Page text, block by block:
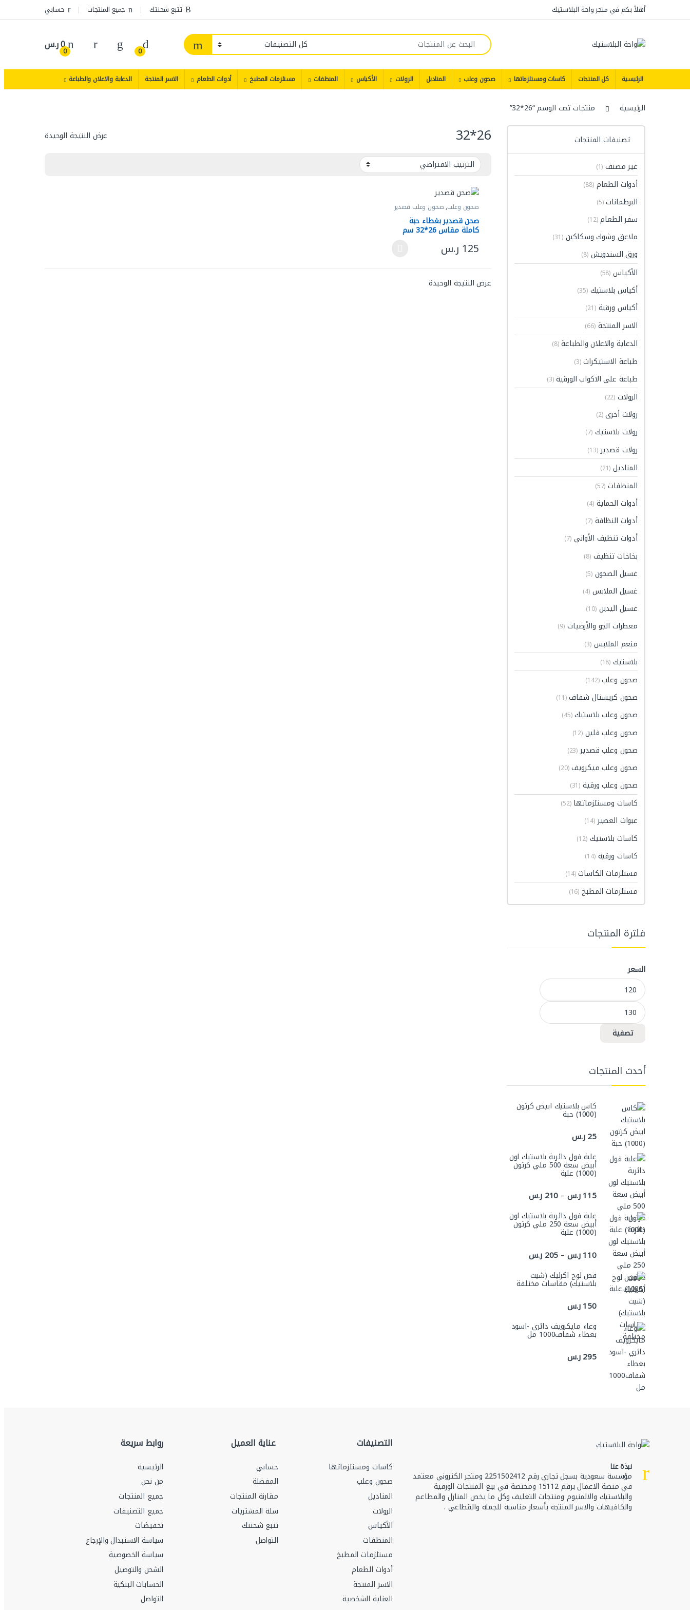
Skip to navigation
Skip to contentأهلاً بكم في متجر واحة البلاستيك تتبع شحنتك جميع المنتجات حسابي
Search for:
0
0
0ر.س
الرئيسية كل المنتجات كاسات ومستلزماتها صحون وعلب المناديل الرولات الأكياس المنظفات مستلزمات المطبخ أدوات الطعام الاسر المنتجة الدعاية والاعلان والطباعة
الرئيسية منتجات تحت الوسم “26*32”
26*32 عرض النتيجة الوحيدة
صحون وعلب,صحون وعلب قصدير
صحن قصدير بغطاء حبة
كاملة مقاس 26*32 سم
125 ر.س
هناك العديد من الأشكال المختلفة لهذا المنتج. يمكن اختيار الخيارات على صفحة المنتج
عرض النتيجة الوحيدة
تصنيفات المنتجات
غير مصنف (1)
أدوات الطعام(88)
البرطمانات(5)
سفر الطعام(12)
ملاعق وشوك وسكاكين(31)
ورق السندويش(8)
الأكياس (58)
أكياس بلاستيك(35)
أكياس ورقية(21)
الاسر المنتجة(66)
الدعاية والاعلان والطباعة(8)
طباعة الاستيكرات(3)
طباعة على الاكواب الورقية(3)
الرولات (22)
رولات أخرى(2)
رولات بلاستيك(7)
رولات قصدير(13)
المناديل (21)
المنظفات (57)
أدوات الحماية(4)
أدوات النظافة(7)
أدوات تنظيف الأواني(7)
بخاخات تنظيف(8)
غسيل الصحون(5)
غسيل الملابس(4)
غسيل اليدين(10)
معطرات الجو والأرضيات (9)
منعم الملابس(3)
بلاستيك (18)
صحون وعلب(142)
صحون كريستال شفاف(11)
صحون وعلب بلاستيك(45)
صحون وعلب فلين (12)
صحون وعلب قصدير(23)
صحون وعلب ميكرويف(20)
صحون وعلب ورقية (31)
كاسات ومستلزماتها(52)
عبوات العصير(14)
كاسات بلاستيك(12)
كاسات ورقية(14)
مستلزمات الكاسات(14)
مستلزمات المطبخ (16)
فلترة المنتجات
السعر
أدنى سعر
أعلى سعر
تصفية
أحدث المنتجات
كاس بلاستيك ابيض كرتون
(1000) حبة
25 ر.س
علبة فول دائرية بلاستيك لون
أبيض سعة 500 ملي كرتون
(1000) علبة
115ر.س –
210 ر.سنطاق السعر: من ⁦115 ر.س⁩ خلال ⁦210 ر.س⁩
علبة فول دائرية بلاستيك لون
أبيض سعة 250 ملي كرتون
(1000) علبة
110ر.س –
205 ر.سنطاق السعر: من ⁦110 ر.س⁩ خلال ⁦205 ر.س⁩
قص لوح اكرليك (شيت
بلاستيك) مقاسات مختلفة
150ر.س
وعاء مايكرويف دائري -اسود
بغطاء شفاف1000 مل
295ر.س
نبذة عنا
مؤسسة سعودية بسجل تجاري رقم 2251502412 ومتجر الكتروني معتمد
في منصة الاعمال برقم 15112 ومختصة في بيع المنتجات الورقية
والبلاستيك والالمنيوم ومنتجات التغليف وكل ما يخص المنازل والمطاعم
والكافيهات والاسر المنتجة بأسعار مناسبة للجملة والقطاعي .
التصنيفات
كاسات ومستلزماتها
صحون وعلب
المناديل
الرولات
الأكياس
المنظفات
مستلزمات المطبخ
أدوات الطعام
الاسر المنتجة
العناية الشخصية
عناية العميل
حسابي
المفضلة
مقارنة المنتجات
سلة المشتريات
تتبع شحنتك
التواصل
روابط سريعة
الرئيسية
من نحن
جميع المنتجات
جميع التصنيفات
تخفيضات
سياسة الاستبدال والإرجاع
سياسة الخصوصية
الشحن والتوصيل
الحسابات البنكية
التواصل